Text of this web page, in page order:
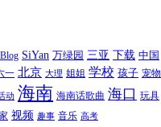
SiYan 万绿园 三亚 下载 中国
一 北京 大理 姐姐 学校 孩子 宠物
动 海南 海南话歌曲 海口 玩具
视频 趣事 音乐 高考